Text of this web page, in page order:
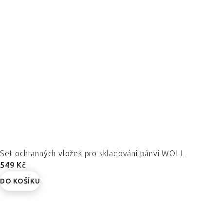
Set ochranných vložek pro skladování pánví WOLL
549 Kč
DO KOŠÍKU